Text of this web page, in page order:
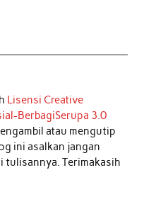
Lisensi Creative
BerbagiSerupa 3.0
atau mengutip
ini asalkan jangan
tulisannya. Terimakasih